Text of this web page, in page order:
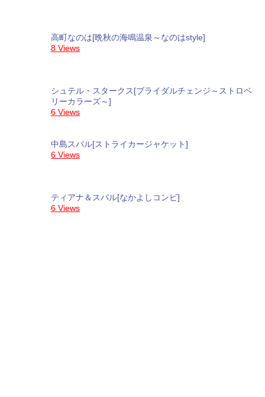
高町なのは[晩秋の海鳴温泉～なのはstyle]
8 Views
シュテル・スタークス[ブライダルチェンジ～ストロベ
リーカラーズ～]
6 Views
中島スバル[ストライカージャケット]
6 Views
ティアナ＆スバル[なかよしコンビ]
6 Views